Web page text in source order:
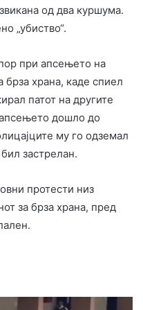
од два куршума.
„убиство“.
при апсењето на
брза храна, каде спиел
патот на другите
дошло до
му го одземал
застрелан.
протести низ
за брза храна, пред